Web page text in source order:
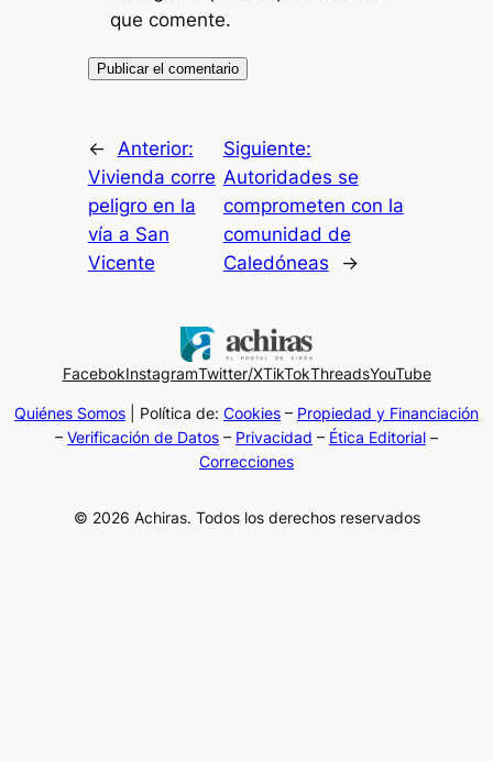
que comente.
← Anterior:
Vivienda corre
peligro en la
vía a San
Vicente
Siguiente:
Autoridades se
comprometen con la
comunidad de
Caledóneas
→
FacebokInstagramTwitter/XTikTokThreadsYouTube
Quiénes Somos | Política de: Cookies – Propiedad y Financiación
– Verificación de Datos – Privacidad – Ética Editorial –
Correcciones
© 2026 Achiras. Todos los derechos reservados